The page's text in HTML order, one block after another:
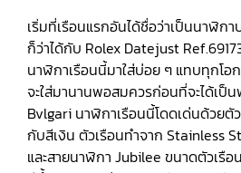
เริ่มที่เรือนแรกอันได้ชื่อว่าเป็นนาฬิก
ก็ว่าได้กับ Rolex Datejust
นาฬิกาเรือนนี้มาใส่บ่อย ๆ แทบทุกโอ
จะใส่มานานพอสมควรก่อนที่จะได้เป็
Bvlgari นาฬิกาเรือนนี้โดดเด่นด้วย
กับสีเงิน ตัวเรือนทำจาก Stainless
และสายนาฬิกา Jubilee ขนาดตัวเรื